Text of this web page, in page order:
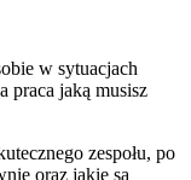
w sytuacjach
praca jaką musisz
zespołu, po
oraz jakie są